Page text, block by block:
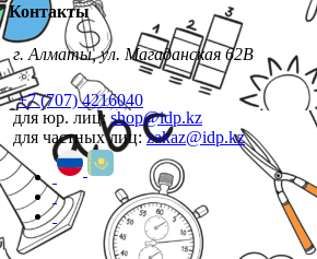
Контакты
г. Алматы, ул. Магаданская 62В
+7 (707) 4216040
для юр. лиц: shop@idp.kz
для частных лиц:zakaz@idp.kz